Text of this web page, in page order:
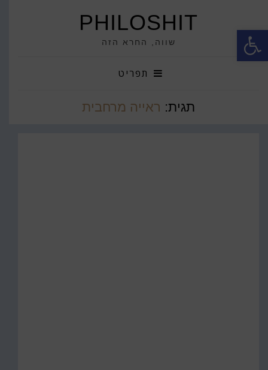
פתח סרגל נגישות PHILOSHIT
שווה, החרא הזה
תפריט
תגית: ראייה מרחבית